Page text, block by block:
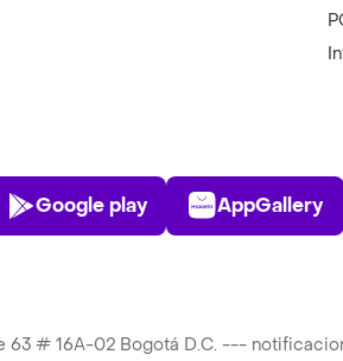
Play Store
Google play AppGallery
63 # 16A-02 Bogotá D.C. ---